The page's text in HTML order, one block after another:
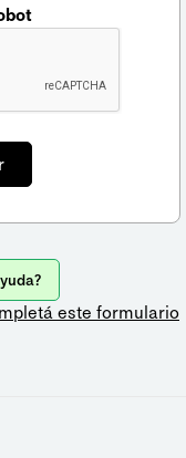
este formulario